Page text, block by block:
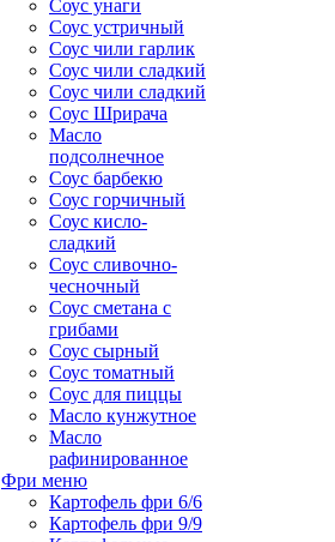
Соус унаги
Соус устричный
Соус чили гарлик
Соус чили сладкий
Соус чили сладкий
Соус Шрирача
Масло
подсолнечное
Соус барбекю
Соус горчичный
Соус кисло-
сладкий
Соус сливочно-
чесночный
Соус сметана с
грибами
Соус сырный
Соус томатный
Соус для пиццы
Масло кунжутное
Масло
рафинированное
Фри меню
Картофель фри 6/6
Картофель фри 9/9